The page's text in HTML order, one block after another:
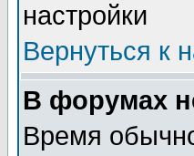
настройки
Вернуться к
В форумах
Время